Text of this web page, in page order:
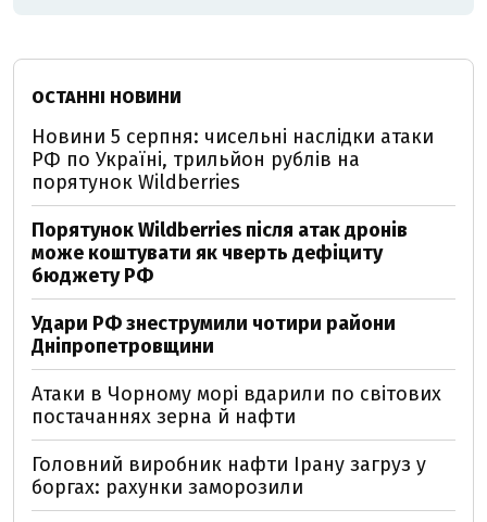
ОСТАННІ НОВИНИ
Новини 5 серпня: чисельні наслідки атаки
РФ по Україні, трильйон рублів на
порятунок Wildberries
Порятунок Wildberries після атак дронів
може коштувати як чверть дефіциту
бюджету РФ
Удари РФ знеструмили чотири райони
Дніпропетровщини
Атаки в Чорному морі вдарили по світових
постачаннях зерна й нафти
Головний виробник нафти Ірану загруз у
боргах: рахунки заморозили